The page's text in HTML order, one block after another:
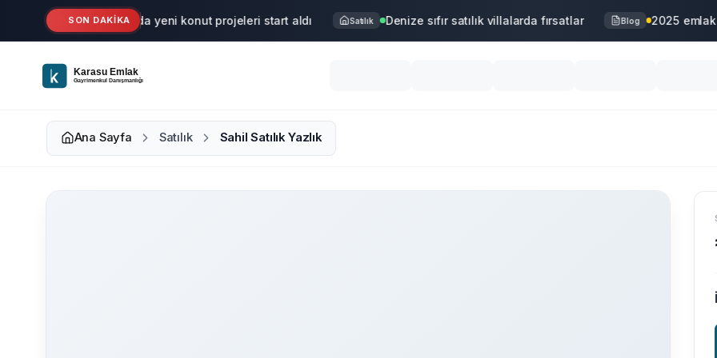
Ana içeriğe geç
SON DAKİKA
Haber Karasu'da yeni konut projeleri start aldı Satılık Denize sıfır satılık villalarda fırsatlar Blog 2025 emlak
Ana Sayfa Satılık Sahil Satılık Yazlık